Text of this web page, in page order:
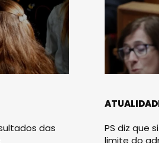
das
PS diz que
limite do